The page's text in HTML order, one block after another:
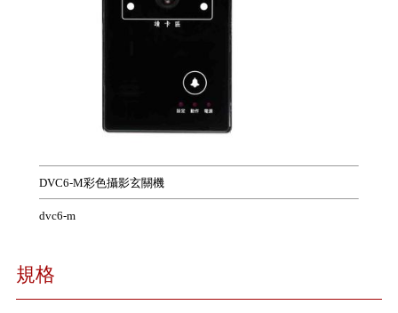
DVC6-M彩色攝影玄關機
dvc6-m
規格